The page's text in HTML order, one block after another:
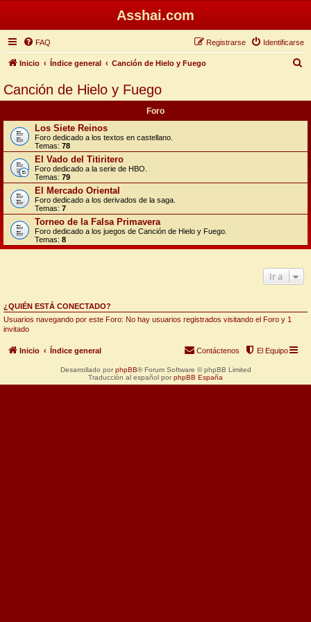
Asshai.com
FAQ Identificarse
Registrarse
Inicio Índice general Canción de Hielo y Fuego
Canción de Hielo y Fuego
Foro
Los Siete Reinos
Foro dedicado a los textos en castellano.
Temas: 78
El Vado del Titiritero
Foro dedicado a la serie de HBO.
Temas: 79
El Mercado Oriental
Foro dedicado a los derivados de la saga.
Temas: 7
Torneo de la Falsa Primavera
Foro dedicado a los juegos de Canción de Hielo y Fuego.
Temas: 8
Ir a
¿QUIÉN ESTÁ CONECTADO?
Usuarios navegando por este Foro: No hay usuarios registrados visitando el Foro y 1
invitado
Inicio Índice general El Equipo
Contáctenos
Desarrollado por phpBB® Forum Software © phpBB Limited
Traducción al español por phpBB España